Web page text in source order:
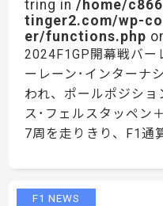
tring in/home/
tinger2.com/wp-
er/functions.php
2024F1GP開幕戦バー
ーレーン･インターナ
われ、ポールポジシ
ス･フェルスタッペン
7周を走りきり、F1通
F1 NEWS